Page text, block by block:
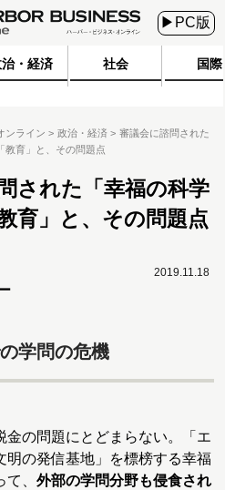
▶PC版
治・経済 社会 国際
ンライン 政治・経済
審議会に諮問された
教育」と、その問題点
された「幸福の科学
育」と、その問題点
2019.11.18
学問の危機
の問題にとどまらない。「エ
明の発信基地」を標榜する幸福
、 外部の学問分野も侵食され